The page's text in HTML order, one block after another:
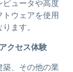
ピュータや高度
ウェアを使用
ます。
クセス体験
築、その他の業